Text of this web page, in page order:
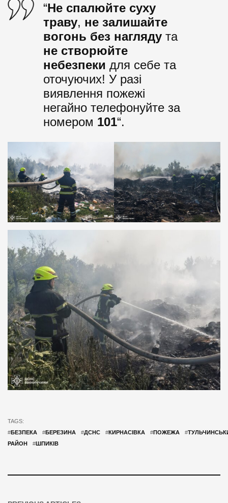
“Не спалюйте суху
траву, не залишайте
вогонь без нагляду та
не створюйте
небезпеки для себе та
оточуючих! У разі
виявлення пожежі
негайно телефонуйте за
номером 101“.
TAGS:
#БЕЗПЕКА #БЕРЕЗИНА #ДСНС #КИРНАСІВКА #ПОЖЕЖА #
РАЙОН
#ШПИКІВ